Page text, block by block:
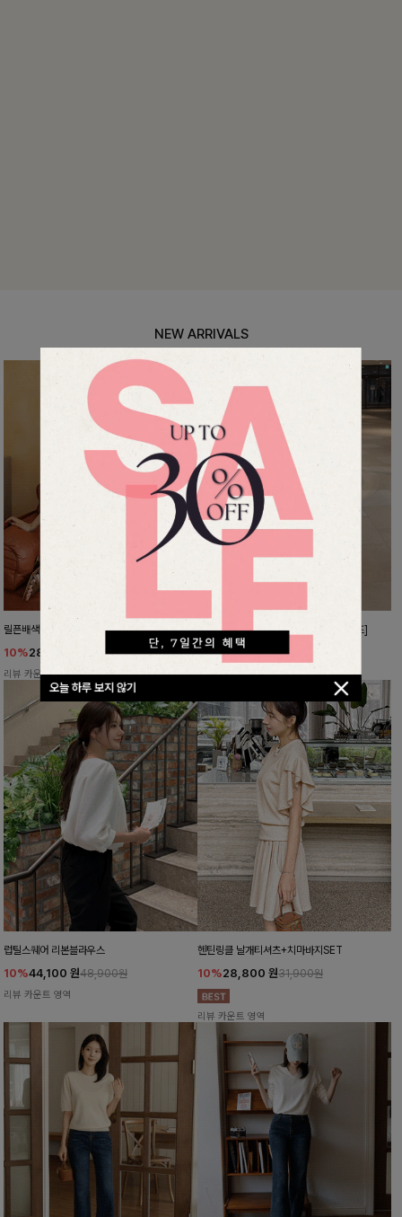
오늘 하루 보지 않기
NEW ARRIVALS
릴픈배색 링클블라우스
10%28,800 31,900원
리뷰 카운트 영역
멋진핏완성 일자배기슬랙스[S,M,L사이즈]
10%29,700원32,900원
리뷰 카운트 영역
럽틸스퀘어 리본블라우스
10%44,100 원48,900원
리뷰 카운트 영역
헨틴링클 날개티셔츠+치마바지SET
10%28,800 원31,900원
리뷰 카운트 영역